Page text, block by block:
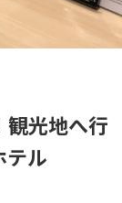
観光地へ行
テル